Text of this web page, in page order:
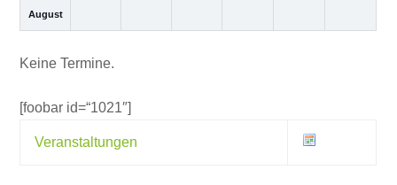
August
Keine Termine.
[foobar id=“1021″]
Veranstaltungen